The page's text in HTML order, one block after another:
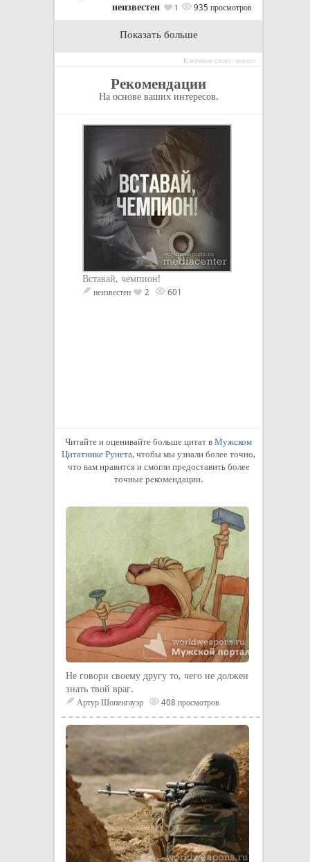
неизвестен 1 935 просмотров
Показать больше
Ключевое слово: нового
Рекомендации
На основе ваших интересов.
Вставай, чемпион!
неизвестен 2 601
Читайте и оценивайте больше цитат в Мужском
Цитатнике Рунета, чтобы мы узнали более точно,
что вам нравится и смогли предоставить более
точные рекомендации.
Не говори своему другу то, чего не должен
знать твой враг.
Артур Шопенгауэр 408 просмотров